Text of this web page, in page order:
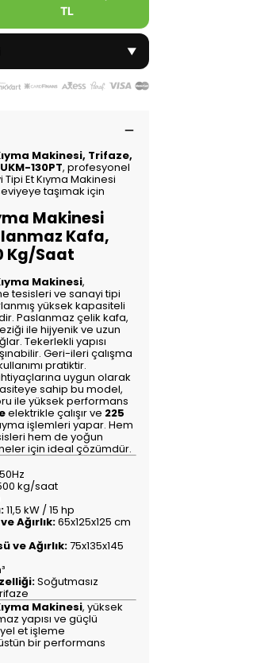
TL
▼
Makinesi, Trifaze,
130PT, profesyonel
Et Kıyma Makinesi
taşımak için
Makinesi
Kafa,
Kg/Saat
Makinesi,
tesisleri ve sanayi tipi
yüksek kapasiteli
Paslanmaz çelik kafa,
ile hijyenik ve uzun
Tekerlekli yapısı
Geri-ileri çalışma
pratiktir.
uygun olarak
sahip bu model,
ile yüksek performans
elektrikle çalışır ve 225
işlemleri yapar. Hem
hem de yoğun
için ideal çözümdür.
kg/saat
11,5 kW / 15 hp
Ağırlık:65x125x125 cm
ve Ağırlık:75x135x145
Soğutmasız
Makinesi, yüksek
yapısı ve güçlü
et işleme
bir performans